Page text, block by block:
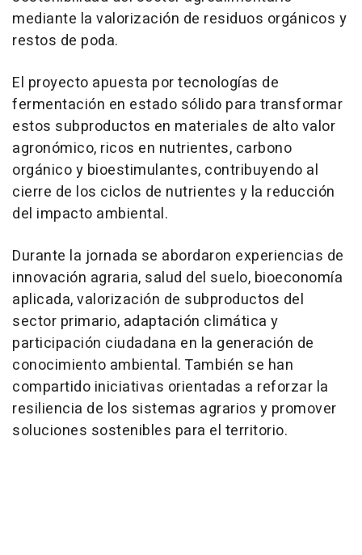
mediante la valorización de residuos orgánicos y
restos de poda.
El proyecto apuesta por tecnologías de
fermentación en estado sólido para transformar
estos subproductos en materiales de alto valor
agronómico, ricos en nutrientes, carbono
orgánico y bioestimulantes, contribuyendo al
cierre de los ciclos de nutrientes y la reducción
del impacto ambiental.
Durante la jornada se abordaron experiencias de
innovación agraria, salud del suelo, bioeconomía
aplicada, valorización de subproductos del
sector primario, adaptación climática y
participación ciudadana en la generación de
conocimiento ambiental. También se han
compartido iniciativas orientadas a reforzar la
resiliencia de los sistemas agrarios y promover
soluciones sostenibles para el territorio.